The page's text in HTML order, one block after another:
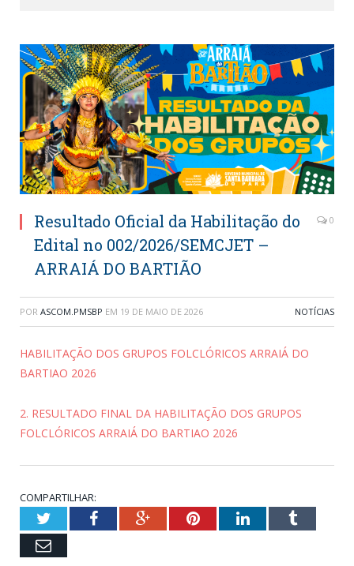
Resultado Oficial da Habilitação do
Edital no 002/2026/SEMCJET –
ARRAIÁ DO BARTIÃO
0
POR ASCOM.PMSBP EM 19 DE MAIO DE 2026 NOTÍCIAS
HABILITAÇÃO DOS GRUPOS FOLCLÓRICOS ARRAIÁ DO
BARTIAO 2026
2. RESULTADO FINAL DA HABILITAÇÃO DOS GRUPOS
FOLCLÓRICOS ARRAIÁ DO BARTIAO 2026
COMPARTILHAR:
TwitterFacebookGoogle+PinterestLinkedInTumblr
Email